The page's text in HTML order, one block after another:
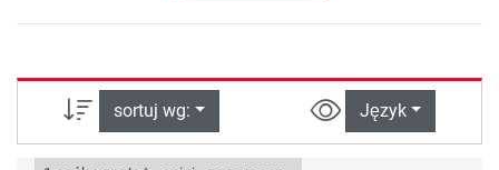
sortuj wg: Język